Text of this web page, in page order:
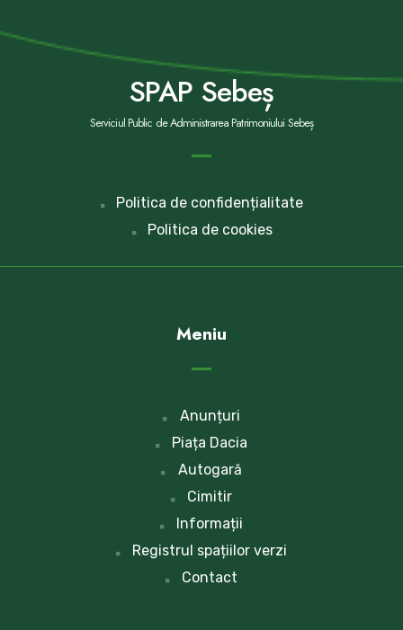
SPAP Sebeș
Serviciul Public de Administrarea Patrimoniului Sebeș
Politica de confidențialitate
Politica de cookies
Meniu
Anunțuri
Piața Dacia
Autogară
Cimitir
Informații
Registrul spațiilor verzi
Contact